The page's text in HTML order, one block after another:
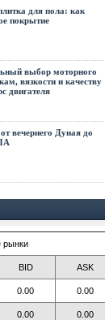
для пола: как
покрытие
выбор моторного
вязкости и качеству
двигателя
вечернего Дуная до
рынки
BID ASK
0.00 0.00
0.00 0.00